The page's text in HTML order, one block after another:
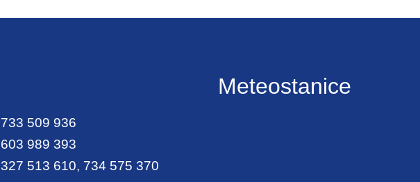
733 509 936
603 989 393
327 513 610, 734 575 370
Meteostanice